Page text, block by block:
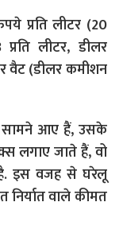
प्रति लीटर (20
लीटर, डीलर
वैट (डीलर कमीशन
आए हैं, उसके
लगाए जाते हैं, वो
इस वजह से घरेलू
वाले कीमत